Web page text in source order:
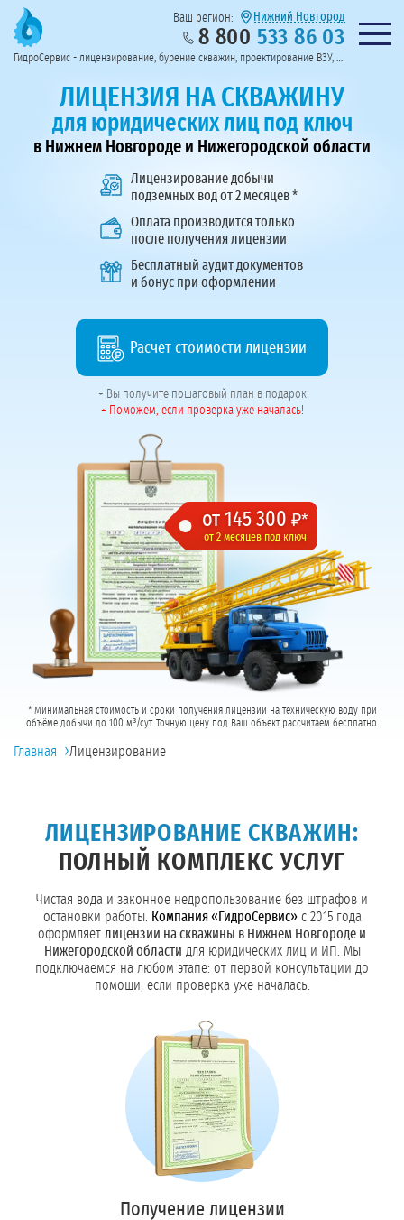
Предоставим полный пакет документов
Пригласить в тендер
Колл-центр на связи с 9:00 до 19:00
Перезвоните мне!
Ваш регион: Нижний Новгород
8 800 533 86 03 Нужна
ГидроСервис - лицензирование, бурение скважин, проектирование ВЗУ, системы водоподготовки
ЛИЦЕНЗИЯ НА СКВАЖИНУ
для юридических лиц под ключ
в Нижнем Новгороде и Нижегородской области
Лицензирование добычи
подземных водот 2 месяцев *
Оплата производится только
после получения лицензии
Бесплатный аудит документов
и бонус при оформлении
Расчет стоимости лицензии
+ Вы получите пошаговый план в подарок
+ Поможем, если проверка уже началась!
от 145 300₽*
от 2 месяцев под ключ
* Минимальная стоимость и сроки получения лицензии на техническую воду при
объёме добычи до 100 м³/сут. Точную цену под Ваш объект рассчитаем бесплатно.
Главная ›Лицензирование
ЛИЦЕНЗИРОВАНИЕ СКВАЖИН:
ПОЛНЫЙ КОМПЛЕКС УСЛУГ
Чистая вода и законное недропользование без штрафов и
остановки работы. Компания «ГидроСервис»с 2015 года
оформляет лицензии на скважины в Нижнем Новгороде и
Нижегородской области для юридических лиц и ИП. Мы
подключаемся на любом этапе: от первой консультации до
помощи, если проверка уже началась.
Получение лицензии